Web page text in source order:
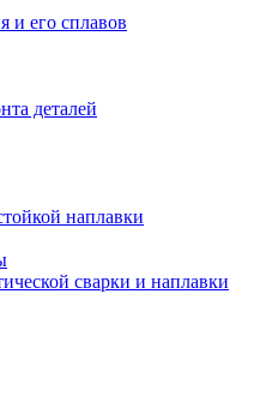
и его сплавов
деталей
наплавки
сварки и наплавки